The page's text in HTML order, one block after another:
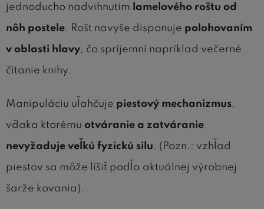
jednoducho nadvihnutím
lamelového roštu od
nôh postele. Rošt navyše disponuje polohovaním
v oblasti hlavy, čo spríjemní napríklad večerné
čítanie knihy.
Manipuláciu uľahčuje piestový mechanizmus,
vďaka ktorému otváranie a zatváranie
nevyžaduje veľkú fyzickú silu. (Pozn.: vzhľad
piestov sa môže líšiť podľa aktuálnej výrobnej
šarže kovania).